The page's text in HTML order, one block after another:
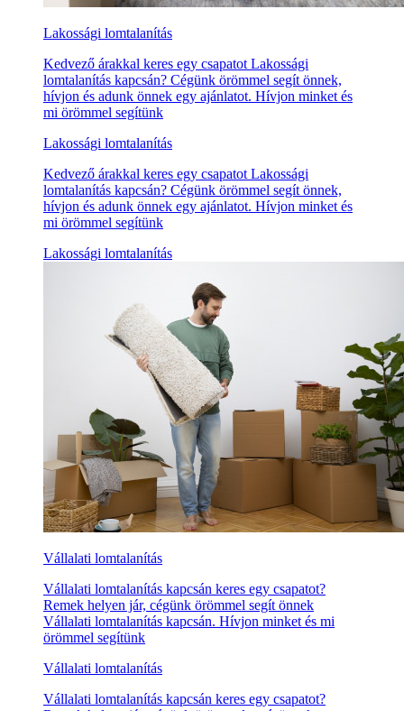
Lakossági lomtalanítás
Kedvező árakkal keres egy csapatot Lakossági
lomtalanítás kapcsán? Cégünk örömmel segít önnek,
hívjon és adunk önnek egy ajánlatot. Hívjon minket és
mi örömmel segítünk
Lakossági lomtalanítás
Kedvező árakkal keres egy csapatot Lakossági
lomtalanítás kapcsán? Cégünk örömmel segít önnek,
hívjon és adunk önnek egy ajánlatot. Hívjon minket és
mi örömmel segítünk
Lakossági lomtalanítás
Vállalati lomtalanítás
Vállalati lomtalanítás kapcsán keres egy csapatot?
Remek helyen jár, cégünk örömmel segít önnek
Vállalati lomtalanítás kapcsán. Hívjon minket és mi
örömmel segítünk
Vállalati lomtalanítás
Vállalati lomtalanítás kapcsán keres egy csapatot?